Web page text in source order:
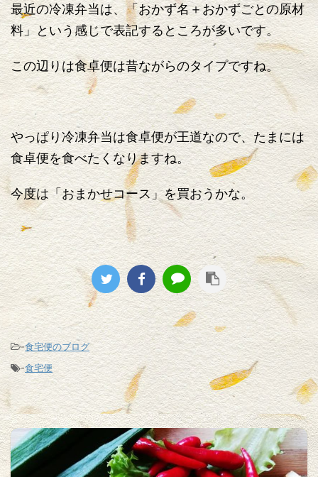
最近の冷凍弁当は、「おかず名＋おかずごとの原材
料」という感じで表記するところが多いです。
この辺りは食卓便は昔ながらのタイプですね。
やっぱり冷凍弁当は食卓便が王道なので、たまには
食卓便を食べたくなりますね。
今度は「おまかせコース」を買おうかな。
-食宅便のブログ
-食宅便